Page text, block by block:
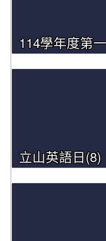
114學年度第
立山英語日(8)